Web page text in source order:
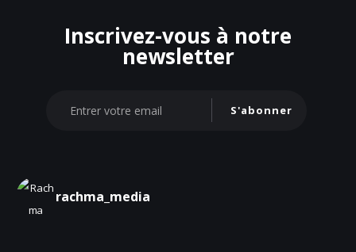
Inscrivez-vous à notre
newsletter
S'abonner
rachma_media